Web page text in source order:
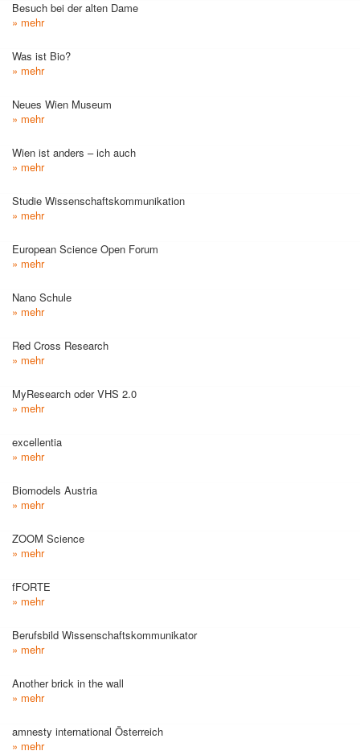
Besuch bei der alten Dame
» mehr
Was ist Bio?
» mehr
Neues Wien Museum
» mehr
Wien ist anders – ich auch
» mehr
Studie Wissenschaftskommunikation
» mehr
European Science Open Forum
» mehr
Nano Schule
» mehr
Red Cross Research
» mehr
MyResearch oder VHS 2.0
» mehr
excellentia
» mehr
Biomodels Austria
» mehr
ZOOM Science
» mehr
fFORTE
» mehr
Berufsbild Wissenschaftskommunikator
» mehr
Another brick in the wall
» mehr
amnesty international Österreich
» mehr